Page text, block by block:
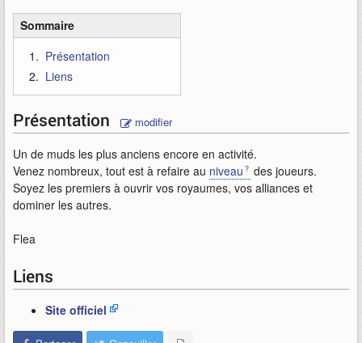
Sommaire
Présentation
Liens
Présentation modifier
Un de muds les plus anciens encore en activité.
Venez nombreux, tout est à refaire au niveau
des joueurs.
Soyez les premiers à ouvrir vos royaumes, vos alliances et
dominer les autres.
Flea
Liens
Site officiel